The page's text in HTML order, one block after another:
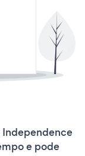
Independence
e pode